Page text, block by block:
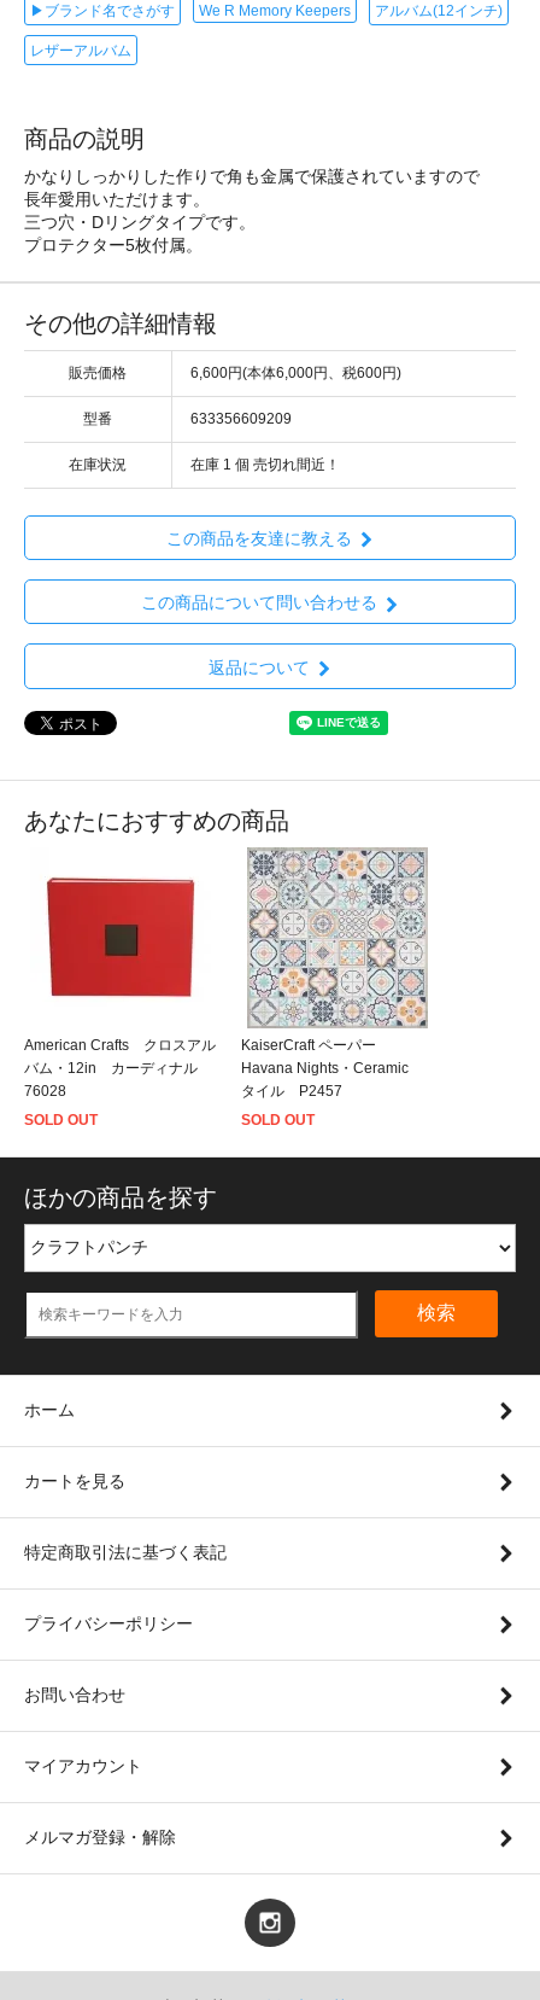
▶ブランド名でさがす We R Memory Keepers アルバム(12インチ)
レザーアルバム
商品の説明
かなりしっかりした作りで角も金属で保護されていますので
長年愛用いただけます。
三つ穴・Dリングタイプです。
プロテクター5枚付属。
その他の詳細情報
販売価格 6,600円(本体6,000円、税600円)
型番 633356609209
在庫状況 在庫 1 個 売切れ間近！
この商品を友達に教える
この商品について問い合わせる
返品について
あなたにおすすめの商品
American Crafts クロスアル
バム・12in カーディナル
76028
SOLD OUT
KaiserCraft ペーパー
Havana Nights・Ceramic
タイル P2457
SOLD OUT
ほかの商品を探す
検索
ホーム
カートを見る
特定商取引法に基づく表記
プライバシーポリシー
お問い合わせ
マイアカウント
メルマガ登録・解除